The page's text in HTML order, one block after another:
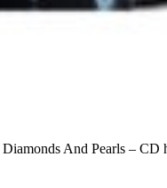
And Pearls – CD